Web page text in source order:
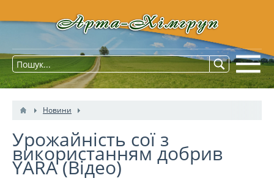
Новини
Урожайність сої з
використанням добрив
YARA (Відео)